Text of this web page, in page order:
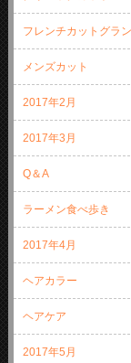
フレンチカットグラン
メンズカット
2017年2月
2017年3月
Q＆A
ラーメン食べ歩き
2017年4月
ヘアカラー
ヘアケア
2017年5月